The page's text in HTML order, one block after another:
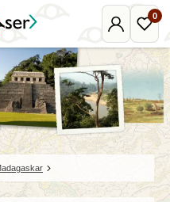
Mijn
Djoser
0